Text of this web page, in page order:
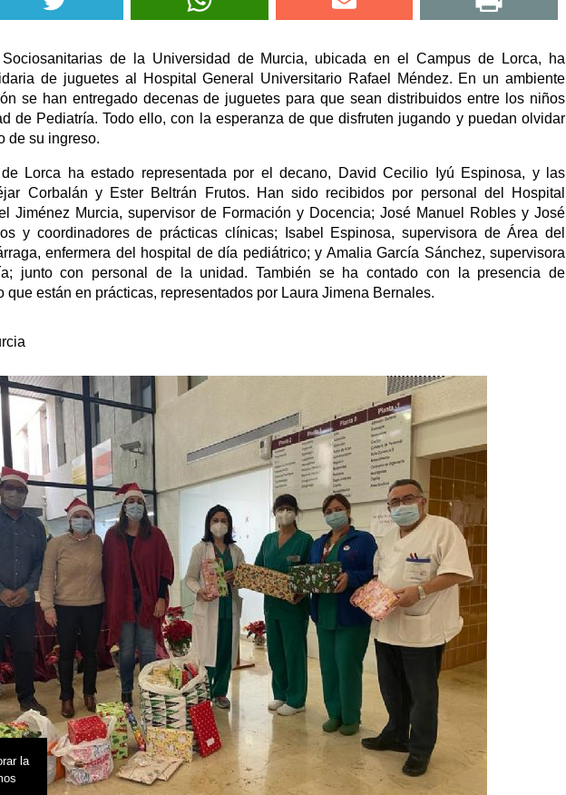
de la Universidad de Murcia, ubicada en el Campus de Lorca, ha
de juguetes al Hospital General Universitario Rafael Méndez. En un ambiente
se han entregado decenas de juguetes para que sean distribuidos entre los niños
de Pediatría. Todo ello, con la esperanza de que disfruten jugando y puedan olvidar
de su ingreso.
Lorca ha estado representada por el decano, David Cecilio Iyú Espinosa, y las
Corbalán y Ester Beltrán Frutos. Han sido recibidos por personal del Hospital
Jiménez Murcia, supervisor de Formación y Docencia; José Manuel Robles y José
y coordinadores de prácticas clínicas; Isabel Espinosa, supervisora de Área del
enfermera del hospital de día pediátrico; y Amalia García Sánchez, supervisora
junto con personal de la unidad. También se ha contado con la presencia de
que están en prácticas, representados por Laura Jimena Bernales.
la